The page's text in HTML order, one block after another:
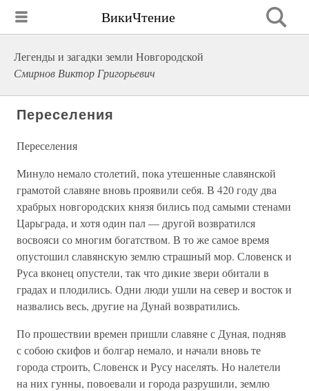
ВикиЧтение
Легенды и загадки земли Новгородской
Смирнов Виктор Григорьевич
Переселения
Переселения
Минуло немало столетий, пока утешенные славянской
грамотой славяне вновь проявили себя. В 420 году два
храбрых новгородских князя бились под самыми стенами
Царьграда, и хотя один пал — другой возвратился
восвояси со многим богатством. В то же самое время
опустошил славянскую землю страшный мор. Словенск и
Руса вконец опустели, так что дикие звери обитали в
градах и плодились. Одни люди ушли на север и восток и
назвались весь, другие на Дунай возвратились.
По прошествии времен пришли славяне с Дуная, подняв
с собою скифов и болгар немало, и начали вновь те
города строить, Словенск и Русу населять. Но налетели
на них гунны, повоевали и города разрушили, землю